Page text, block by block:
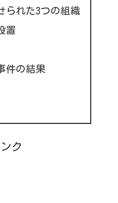
られた3つの組織
置
件の結果
ク